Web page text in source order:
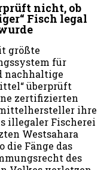
nicht, ob
Fisch legal
größte
für
nachhaltige
überprüft
zertifizierten
ihre
illegaler Fischerei
Westsahara
die Fänge das
des